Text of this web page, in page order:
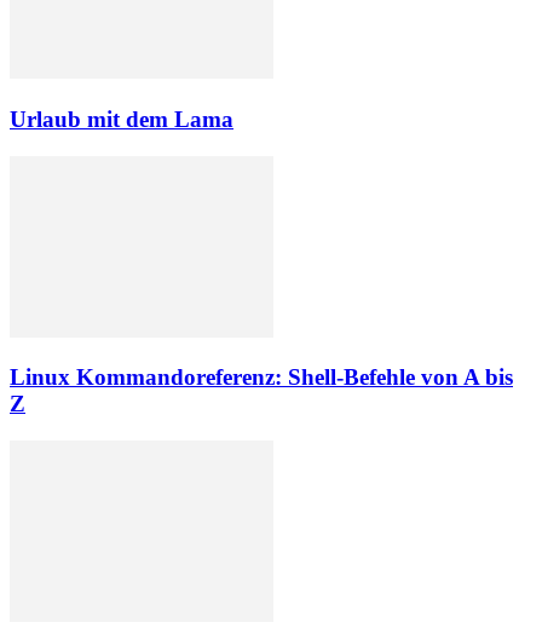
Urlaub mit dem Lama
Linux Kommandoreferenz: Shell-Befehle von A bis
Z